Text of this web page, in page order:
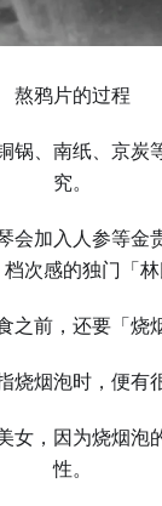
熬鸦片的过程
锅、南纸、京炭
究。
会加入人参等金
次感的独门「林
之前，还要「烧
烧烟泡时，便有
女，因为烧烟泡
性。